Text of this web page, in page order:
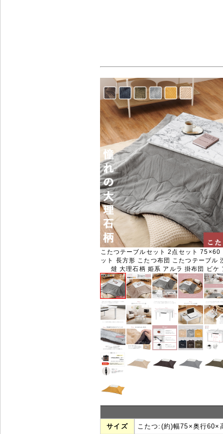
こたつテーブルセット 2点セット 75×60
ット 長方形 こたつ布団 こたつテーブル
燵 大理石柄 姫系 アルラ 掛布団 ビケ
サイズ こたつ:(約)幅75×奥行